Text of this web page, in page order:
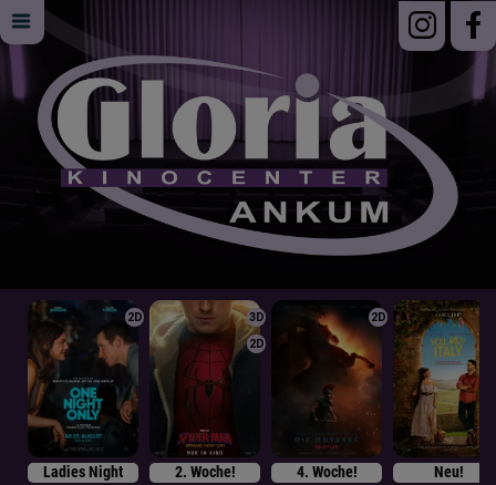
2D
Ladies Night
3D
2D
2. Woche!
2D
4. Woche! Neu!